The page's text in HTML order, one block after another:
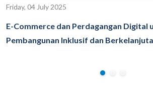
Friday, 04 July 2025
E-Commerce dan Perdagangan Digital
Pembangunan Inklusif dan